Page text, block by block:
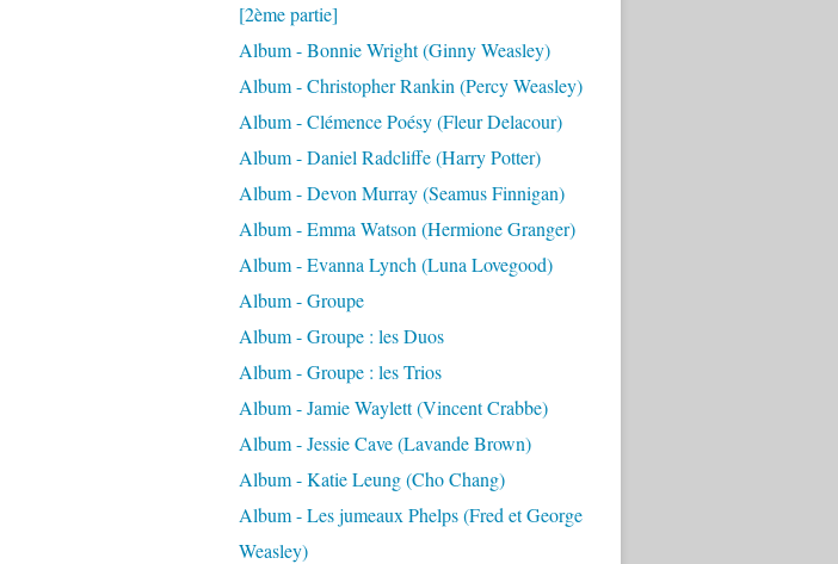
[2ème partie]
Album - Bonnie Wright (Ginny Weasley)
Album - Christopher Rankin (Percy Weasley)
Album - Clémence Poésy (Fleur Delacour)
Album - Daniel Radcliffe (Harry Potter)
Album - Devon Murray (Seamus Finnigan)
Album - Emma Watson (Hermione Granger)
Album - Evanna Lynch (Luna Lovegood)
Album - Groupe
Album - Groupe : les Duos
Album - Groupe : les Trios
Album - Jamie Waylett (Vincent Crabbe)
Album - Jessie Cave (Lavande Brown)
Album - Katie Leung (Cho Chang)
Album - Les jumeaux Phelps (Fred et George
Weasley)